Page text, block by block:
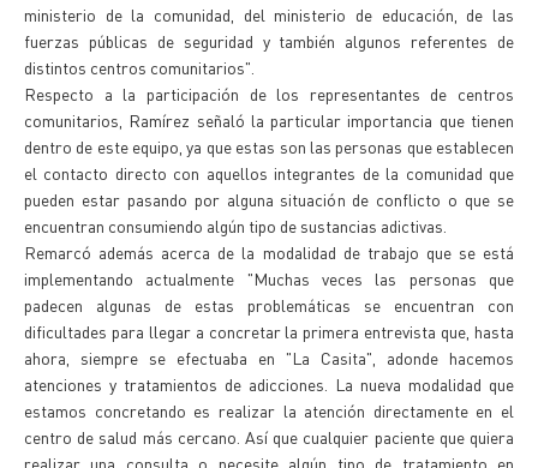
ministerio de la comunidad, del ministerio de educación, de las
fuerzas públicas de seguridad y también algunos referentes de
distintos centros comunitarios".
Respecto a la participación de los representantes de centros
comunitarios, Ramírez señaló la particular importancia que tienen
dentro de este equipo, ya que estas son las personas que establecen
el contacto directo con aquellos integrantes de la comunidad que
pueden estar pasando por alguna situación de conflicto o que se
encuentran consumiendo algún tipo de sustancias adictivas.
Remarcó además acerca de la modalidad de trabajo que se está
implementando actualmente "Muchas veces las personas que
padecen algunas de estas problemáticas se encuentran con
dificultades para llegar a concretar la primera entrevista que, hasta
ahora, siempre se efectuaba en "La Casita", adonde hacemos
atenciones y tratamientos de adicciones. La nueva modalidad que
estamos concretando es realizar la atención directamente en el
centro de salud más cercano. Así que cualquier paciente que quiera
realizar una consulta o necesite algún tipo de tratamiento en